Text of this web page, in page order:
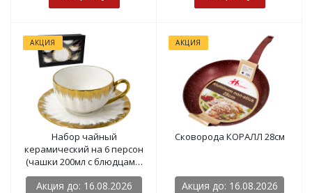
АКЦИЯ
Набор чайный
керамический на 6 персон
(чашки 200мл с блюдцами)
рваные коробки
Акция до: 16.08.2026
АКЦИЯ
Сковорода КОРАЛЛ 28см
Акция до: 16.08.2026